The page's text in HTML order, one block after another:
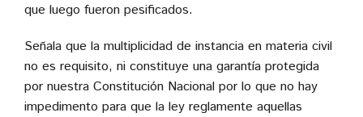
que luego fueron pesificados.
Señala que la multiplicidad de instancia en materia civil
no es requisito, ni constituye una garantía protegida
por nuestra Constitución Nacional por lo que no hay
impedimento para que la ley reglamente aquellas